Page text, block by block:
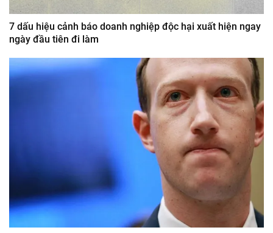
7 dấu hiệu cảnh báo doanh nghiệp độc hại xuất hiện ngay
ngày đầu tiên đi làm